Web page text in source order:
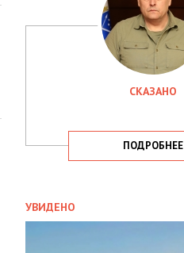
СКАЗАНО
ПОДРОБНЕЕ
УВИДЕНО
ЗАТРИМАЛА